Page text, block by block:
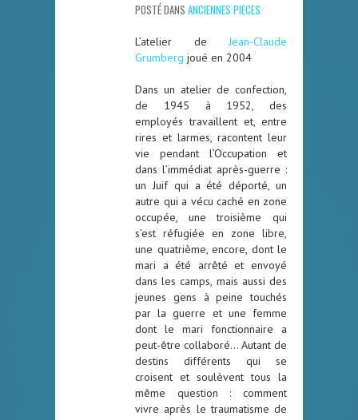
POSTÉ DANS ANCIENNES PIECES
L’atelier de Jean-Claude
Grumberg joué en 2004
Dans un atelier de confection,
de 1945 à 1952, des
employés travaillent et, entre
rires et larmes, racontent leur
vie pendant l’Occupation et
dans l’immédiat après-guerre :
un Juif qui a été déporté, un
autre qui a vécu caché en zone
occupée, une troisième qui
s’est réfugiée en zone libre,
une quatrième, encore, dont le
mari a été arrêté et envoyé
dans les camps, mais aussi des
jeunes gens à peine touchés
par la guerre et une femme
dont le mari fonctionnaire a
peut-être collaboré… Autant de
destins différents qui se
croisent et soulèvent tous la
même question : comment
vivre après le traumatisme de